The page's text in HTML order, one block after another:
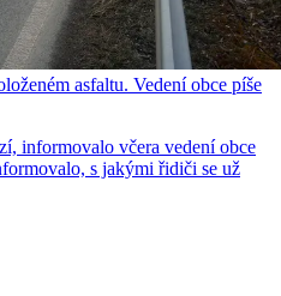
asfaltu. Vedení obce píše
informovalo včera vedení obce
s jakými řidiči se už